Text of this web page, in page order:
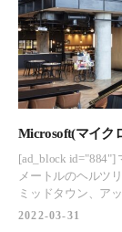
IDCノイダキャン
リーンを使ったム
づけられており、
を得た建築様式は
の印象を現代的な
とでした。マイク
を、ノイダオフィ
ちはこれをチャレ
ピートラデュラ、
感や要素だけでな
フィスデザインに取り込む
ノロジーは「ユビ
Microsoft(マイク
を得た壮大なオ
[ad_block id="884"] マイクロソフトは、都市に着想を得て、45,000平方
メートルのヘルツ
ミッドタウン、ア
Gindi Studioと
2022-03-31